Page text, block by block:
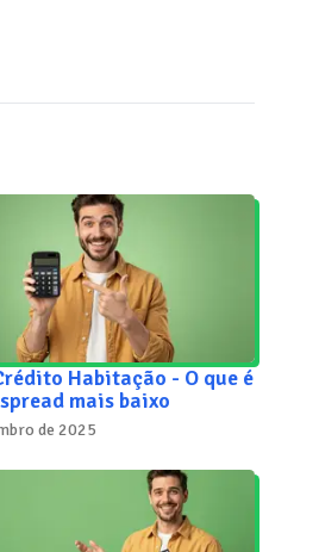
Habitação - O que é
mais baixo
de 2025